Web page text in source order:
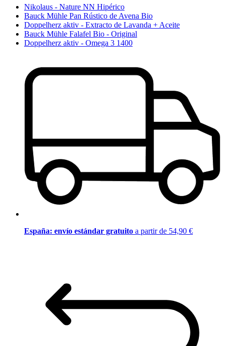
Nikolaus - Nature NN Hipérico
Bauck Mühle Pan Rústico de Avena Bio
Doppelherz aktiv - Extracto de Lavanda + Aceite
Bauck Mühle Falafel Bio - Original
Doppelherz aktiv - Omega 3 1400
España: envío estándar gratuito a partir de 54,90 €